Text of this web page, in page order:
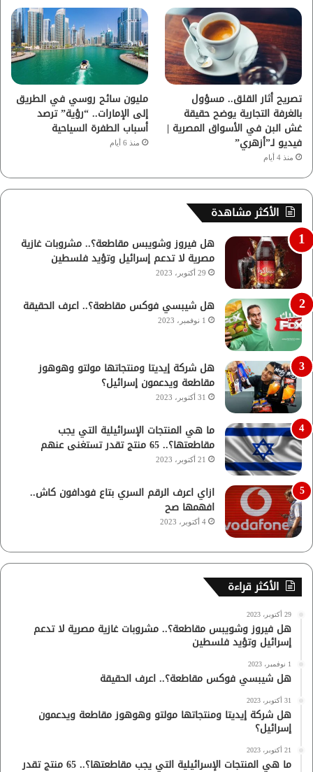
تصريح أثار القلق.. مسؤول
بالغرفة التجارية يوضح حقيقة
غش البن في الأسواق المصرية |
فيديو لـ”أزهري”
منذ 4 أيام
مليون سائح روسي في الطريق
إلى الإمارات.. “رؤية” ترصد
أسباب الطفرة السياحية
منذ 6 أيام
الأكثر مشاهدة
هل فيروز وشويبس مقاطعة؟.. مشروبات غازية
مصرية لا تدعم إسرائيل وتؤيد فلسطين
29 أكتوبر، 2023
هل شيبسي فوكس مقاطعة؟.. اعرف الحقيقة
1 نوفمبر، 2023
هل شركة إيديتا ومنتجاتها مولتو وهوهوز
مقاطعة ويدعمون إسرائيل؟
31 أكتوبر، 2023
ما هي المنتجات الإسرائيلية التي يجب
مقاطعتها؟.. 65 منتج تقدر تستغنى عنهم
21 أكتوبر، 2023
ازاي اعرف الرقم السري بتاع فودافون كاش..
افهمها صح
4 أكتوبر، 2023
الأكثر قراءة
29 أكتوبر، 2023
هل فيروز وشويبس مقاطعة؟.. مشروبات غازية مصرية لا تدعم
إسرائيل وتؤيد فلسطين
1 نوفمبر، 2023
هل شيبسي فوكس مقاطعة؟.. اعرف الحقيقة
31 أكتوبر، 2023
هل شركة إيديتا ومنتجاتها مولتو وهوهوز مقاطعة ويدعمون
إسرائيل؟
21 أكتوبر، 2023
ما هي المنتجات الإسرائيلية التي يجب مقاطعتها؟.. 65 منتج تقدر